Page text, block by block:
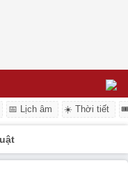
📅 Lịch âm ☀️ Thời tiết